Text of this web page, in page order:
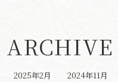
ARCHIVE
2025年2月 2024年11月